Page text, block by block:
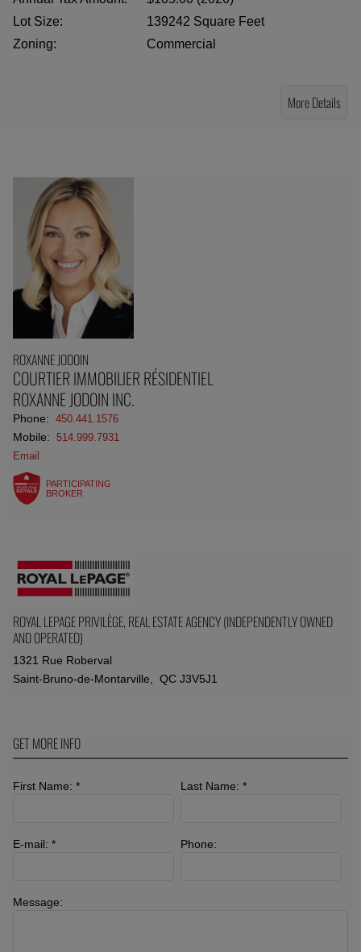
Lot Size:
139242 Square Feet
Zoning:
Commercial
More Details
ROXANNE JODOIN
COURTIER IMMOBILIER RÉSIDENTIEL
ROXANNE JODOIN INC.
Phone: 450.441.1576
Mobile: 514.999.7931
Email
PARTICIPATING
BROKER
ROYAL LEPAGE PRIVILÈGE, REAL ESTATE AGENCY (INDEPENDENTLY OWNED
AND OPERATED)
1321 Rue Roberval
Saint-Bruno-de-Montarville, QC J3V5J1
GET MORE INFO
First Name: * Last Name: *
E-mail: * Phone:
Message: